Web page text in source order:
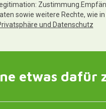
sowie weitere Rechte, wie
und Datenschutz
etwas dafür